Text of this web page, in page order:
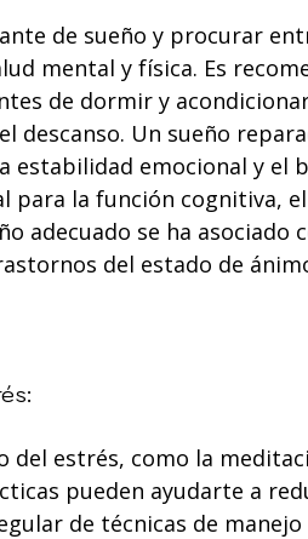
de sueño y procurar
mental y física. Es
de dormir y
descanso. Un sueño
estabilidad emocional y el
para la función cognitiva,
adecuado se ha asociado
del estado de
del estrés, como la
pueden ayudarte a
de técnicas de